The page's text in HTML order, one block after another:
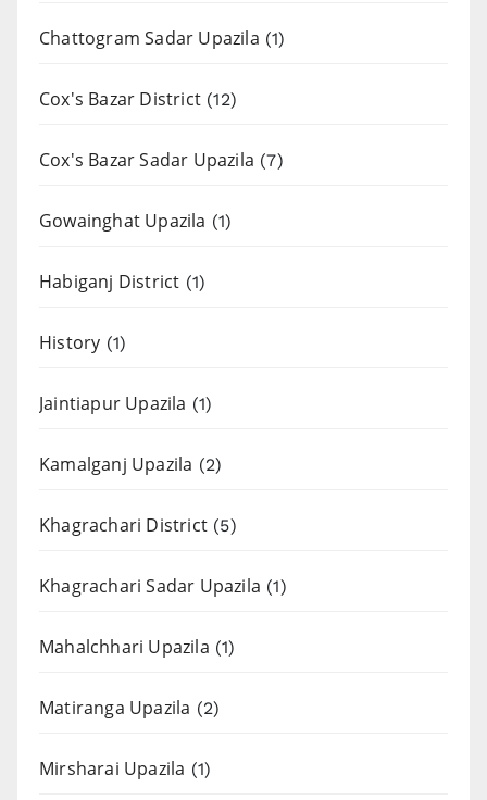
Chattogram Sadar Upazila (1)
Cox's Bazar District (12)
Cox's Bazar Sadar Upazila (7)
Gowainghat Upazila (1)
Habiganj District (1)
History (1)
Jaintiapur Upazila (1)
Kamalganj Upazila (2)
Khagrachari District (5)
Khagrachari Sadar Upazila (1)
Mahalchhari Upazila (1)
Matiranga Upazila (2)
Mirsharai Upazila (1)